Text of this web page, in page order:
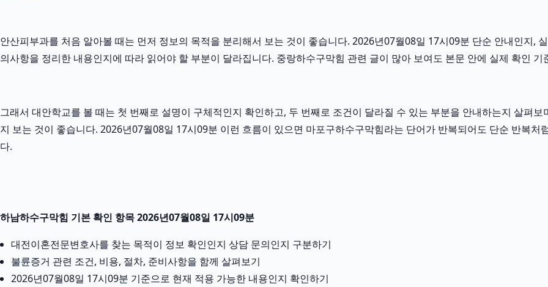
안산피부과를 처음 알아볼 때는 먼저 정보의 목적을 분리해서 보는 것이 좋습니다. 2026년07월08일 17시09분 단순 안내인지,
의사항을 정리한 내용인지에 따라 읽어야 할 부분이 달라집니다. 중랑하수구막힘 관련 글이 많아 보여도 본문 안에 실제 확인
그래서 대안학교를 볼 때는 첫 번째로 설명이 구체적인지 확인하고, 두 번째로 조건이 달라질 수 있는 부분을 안내하는지 살펴
지 보는 것이 좋습니다. 2026년07월08일 17시09분 이런 흐름이 있으면 마포구하수구막힘라는 단어가 반복되어도 단순 반복
다.
하남하수구막힘 기본 확인 항목 2026년07월08일 17시09분
대전이혼전문변호사를 찾는 목적이 정보 확인인지 상담 문의인지 구분하기
불륜증거 관련 조건, 비용, 절차, 준비사항을 함께 살펴보기
2026년07월08일 17시09분 기준으로 현재 적용 가능한 내용인지 확인하기